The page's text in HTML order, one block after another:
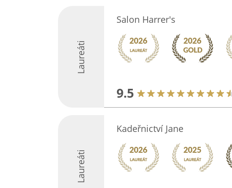
Laureáti
Salon Harrer's
9.5
Laureáti
Kadeřnictví Jane